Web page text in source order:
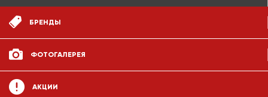
БРЕНДЫ
ФОТОГАЛЕРЕЯ
АКЦИИ